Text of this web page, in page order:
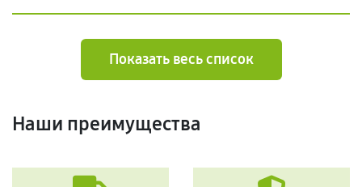
Показать весь список
Наши преимущества